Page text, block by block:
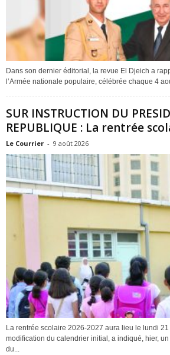
Dans son dernier éditorial, la revue El Djeich a
l’Armée nationale populaire, célébrée chaque 4
SUR INSTRUCTION DU
REPUBLIQUE : La rentrée
Le Courrier - 9 août 2026
La rentrée scolaire 2026-2027 aura lieu le lundi
modification du calendrier initial, a indiqué, hier,
du...